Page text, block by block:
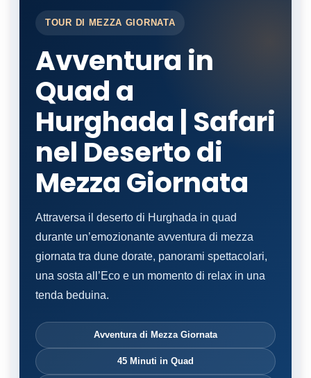
TOUR DI MEZZA GIORNATA
Avventura in
Quad a
Hurghada | Safari
nel Deserto di
Mezza Giornata
Attraversa il deserto di Hurghada in quad
durante un’emozionante avventura di mezza
giornata tra dune dorate, panorami spettacolari,
una sosta all’Eco e un momento di relax in una
tenda beduina.
Avventura di Mezza Giornata
45 Minuti in Quad